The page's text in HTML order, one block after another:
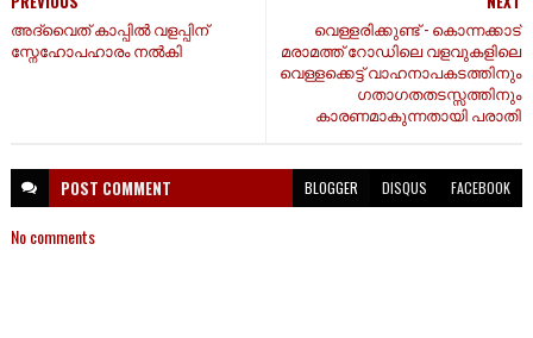
വെള്ളരിക്കുണ്ട് - കൊന്നക്കാട്
മരാമത്ത് റോഡിലെ വളവുകളിലെ
വെള്ളക്കെട്ട് വാഹനാപകടത്തിനും
ഗതാഗതതടസ്സത്തിനും
കാരണമാകുന്നതായി പരാതി
അദ്വൈത് കാപ്പിൽ വളപ്പിന്
സ്നേഹോപഹാരം നൽകി
POST COMMENT BLOGGER DISQUS FACEBOOK
No comments